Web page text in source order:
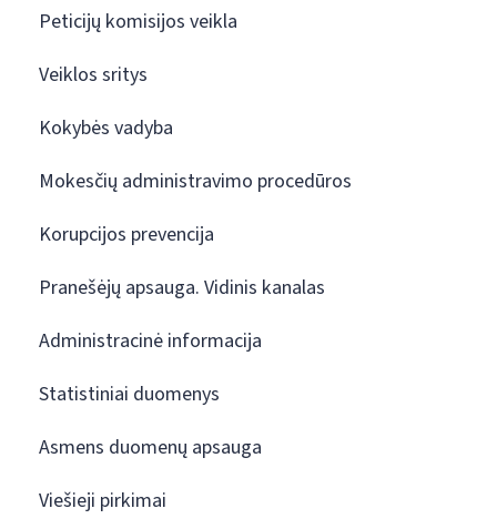
Peticijų komisijos veikla
Veiklos sritys
Kokybės vadyba
Mokesčių administravimo procedūros
Korupcijos prevencija
Pranešėjų apsauga. Vidinis kanalas
Administracinė informacija
Statistiniai duomenys
Asmens duomenų apsauga
Viešieji pirkimai